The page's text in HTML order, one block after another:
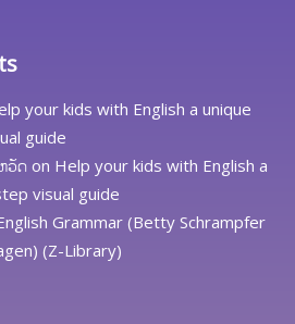
your kids with English a unique
guide
ວັດ on Help your kids with English a
visual guide
Grammar (Betty Schrampfer
(Z-Library)